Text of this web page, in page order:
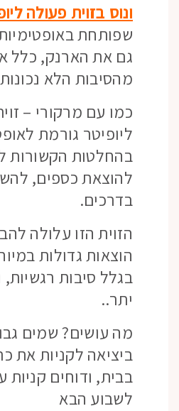
ונוס בזוית פעולה
שפותחת
גם את הארנק, כלל
מהסיבות הלא
כמו עם מרקורי –
ליופיטר גורמת
בהחלטות הקשורות
להוצאת כספים,
בדרכים.
הזוית הזו עלולה
הוצאות גדולות
בגלל סיבות
יתר..
מה עושים? שמים
ביציאה לקניות את
בבית, ודוחים
לשבוע הבא